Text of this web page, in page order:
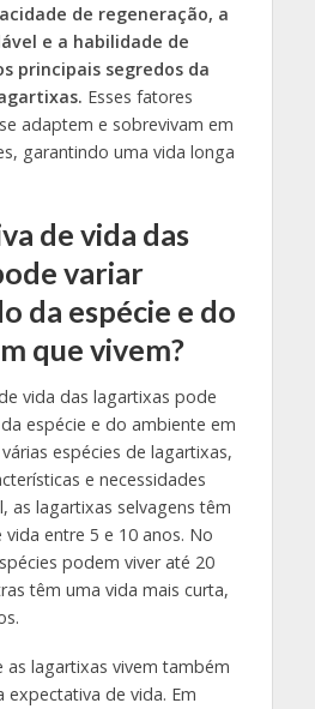
de regeneração, a
e a habilidade de
principais segredos da
Esses fatores
adaptem e sobrevivam em
garantindo uma vida longa
de vida das
variar
da espécie e do
que vivem?
vida das lagartixas pode
espécie e do ambiente em
espécies de lagartixas,
e necessidades
as lagartixas selvagens têm
entre 5 e 10 anos. No
podem viver até 20
têm uma vida mais curta,
as lagartixas vivem também
expectativa de vida. Em